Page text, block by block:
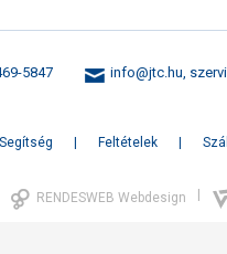
5847 info@jtc.hu,
Segítség Feltételek
RENDESWEB Webdesign